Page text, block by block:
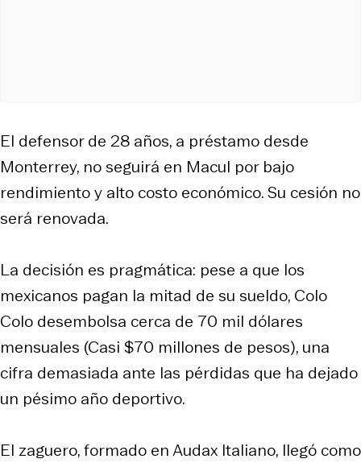
El defensor de 28 años, a préstamo desde
Monterrey, no seguirá en Macul por bajo
rendimiento y alto costo económico. Su cesión no
será renovada.
La decisión es pragmática: pese a que los
mexicanos pagan la mitad de su sueldo, Colo
Colo desembolsa cerca de 70 mil dólares
mensuales (Casi $70 millones de pesos), una
cifra demasiada ante las pérdidas que ha dejado
un pésimo año deportivo.
El zaguero, formado en Audax Italiano, llegó como